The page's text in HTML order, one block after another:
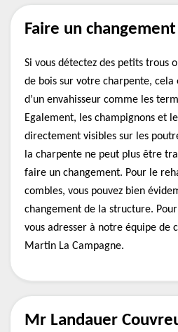
Faire un
Si vous détectez des petits trous
de bois sur votre charpente, cela
d’un envahisseur comme les
Egalement, les champignons et
directement visibles sur les
la charpente ne peut plus être
faire un changement. Pour le
combles, vous pouvez bien
changement de la structure.
vous adresser à notre équipe de
Martin La Campagne.
Mr Landauer